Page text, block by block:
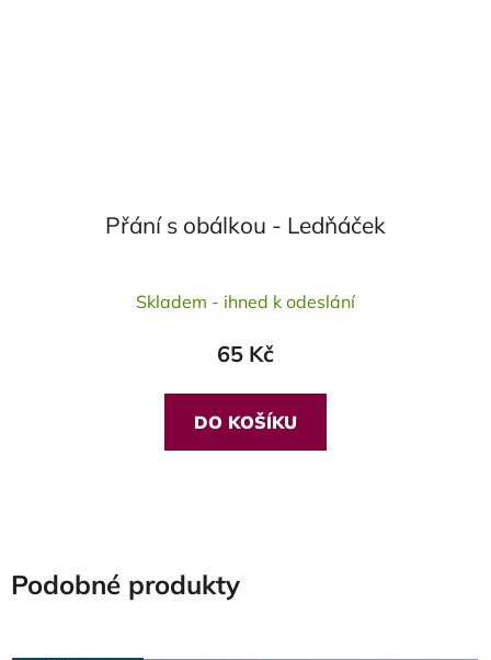
Přání s obálkou - Ledňáček
Skladem - ihned k odeslání
65 Kč
DO KOŠÍKU
Podobné produkty